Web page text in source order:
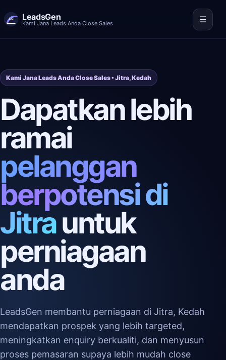
LeadsGen
Kami Jana Leads Anda Close Sales ☰
Kami Jana Leads Anda Close Sales • Jitra, Kedah
Dapatkan lebih
ramai
pelanggan
berpotensi di
Jitrauntuk
perniagaan
anda
LeadsGen membantu perniagaan di Jitra, Kedah
mendapatkan prospek yang lebih targeted,
meningkatkan enquiry berkualiti, dan menyusun
proses pemasaran supaya lebih mudah close